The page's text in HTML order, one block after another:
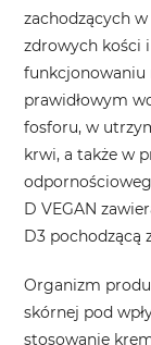
zachodzących
zdrowych kości
funkcjonowaniu
prawidłowym
fosforu, w
krwi, a także w
D VEGAN
D3 pochodzącą
Organizm
skórnej pod
stosowanie